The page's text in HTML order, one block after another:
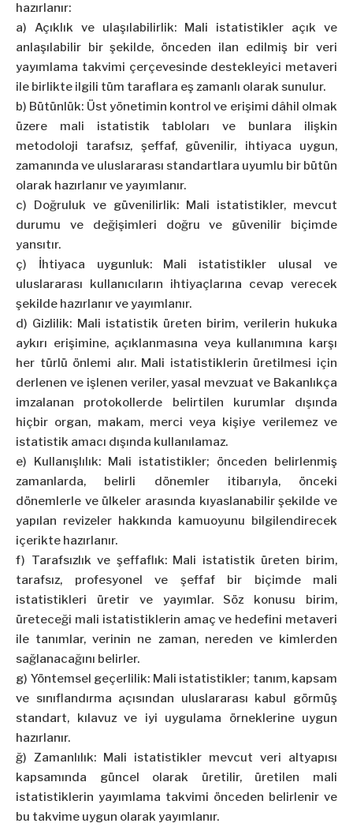
hazırlanır:
a) Açıklık ve ulaşılabilirlik: Mali istatistikler açık ve
anlaşılabilir bir şekilde, önceden ilan edilmiş bir veri
yayımlama takvimi çerçevesinde destekleyici metaveri
ile birlikte ilgili tüm taraflara eş zamanlı olarak sunulur.
b) Bütünlük: Üst yönetimin kontrol ve erişimi dâhil olmak
üzere mali istatistik tabloları ve bunlara ilişkin
metodoloji tarafsız, şeffaf, güvenilir, ihtiyaca uygun,
zamanında ve uluslararası standartlara uyumlu bir bütün
olarak hazırlanır ve yayımlanır.
c) Doğruluk ve güvenilirlik: Mali istatistikler, mevcut
durumu ve değişimleri doğru ve güvenilir biçimde
yansıtır.
ç) İhtiyaca uygunluk: Mali istatistikler ulusal ve
uluslararası kullanıcıların ihtiyaçlarına cevap verecek
şekilde hazırlanır ve yayımlanır.
d) Gizlilik: Mali istatistik üreten birim, verilerin hukuka
aykırı erişimine, açıklanmasına veya kullanımına karşı
her türlü önlemi alır. Mali istatistiklerin üretilmesi için
derlenen ve işlenen veriler, yasal mevzuat ve Bakanlıkça
imzalanan protokollerde belirtilen kurumlar dışında
hiçbir organ, makam, merci veya kişiye verilemez ve
istatistik amacı dışında kullanılamaz.
e) Kullanışlılık: Mali istatistikler; önceden belirlenmiş
zamanlarda, belirli dönemler itibarıyla, önceki
dönemlerle ve ülkeler arasında kıyaslanabilir şekilde ve
yapılan revizeler hakkında kamuoyunu bilgilendirecek
içerikte hazırlanır.
f) Tarafsızlık ve şeffaflık: Mali istatistik üreten birim,
tarafsız, profesyonel ve şeffaf bir biçimde mali
istatistikleri üretir ve yayımlar. Söz konusu birim,
üreteceği mali istatistiklerin amaç ve hedefini metaveri
ile tanımlar, verinin ne zaman, nereden ve kimlerden
sağlanacağını belirler.
g) Yöntemsel geçerlilik: Mali istatistikler; tanım, kapsam
ve sınıflandırma açısından uluslararası kabul görmüş
standart, kılavuz ve iyi uygulama örneklerine uygun
hazırlanır.
ğ) Zamanlılık: Mali istatistikler mevcut veri altyapısı
kapsamında güncel olarak üretilir, üretilen mali
istatistiklerin yayımlama takvimi önceden belirlenir ve
bu takvime uygun olarak yayımlanır.